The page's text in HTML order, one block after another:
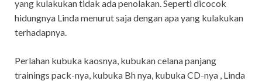
yang kulakukan tidak ada penolakan. Seperti dicocok
hidungnya Linda menurut saja dengan apa yang kulakukan
terhadapnya.
Perlahan kubuka kaosnya, kubukan celana panjang
trainings pack-nya, kubuka Bh nya, kubuka CD-nya , Linda